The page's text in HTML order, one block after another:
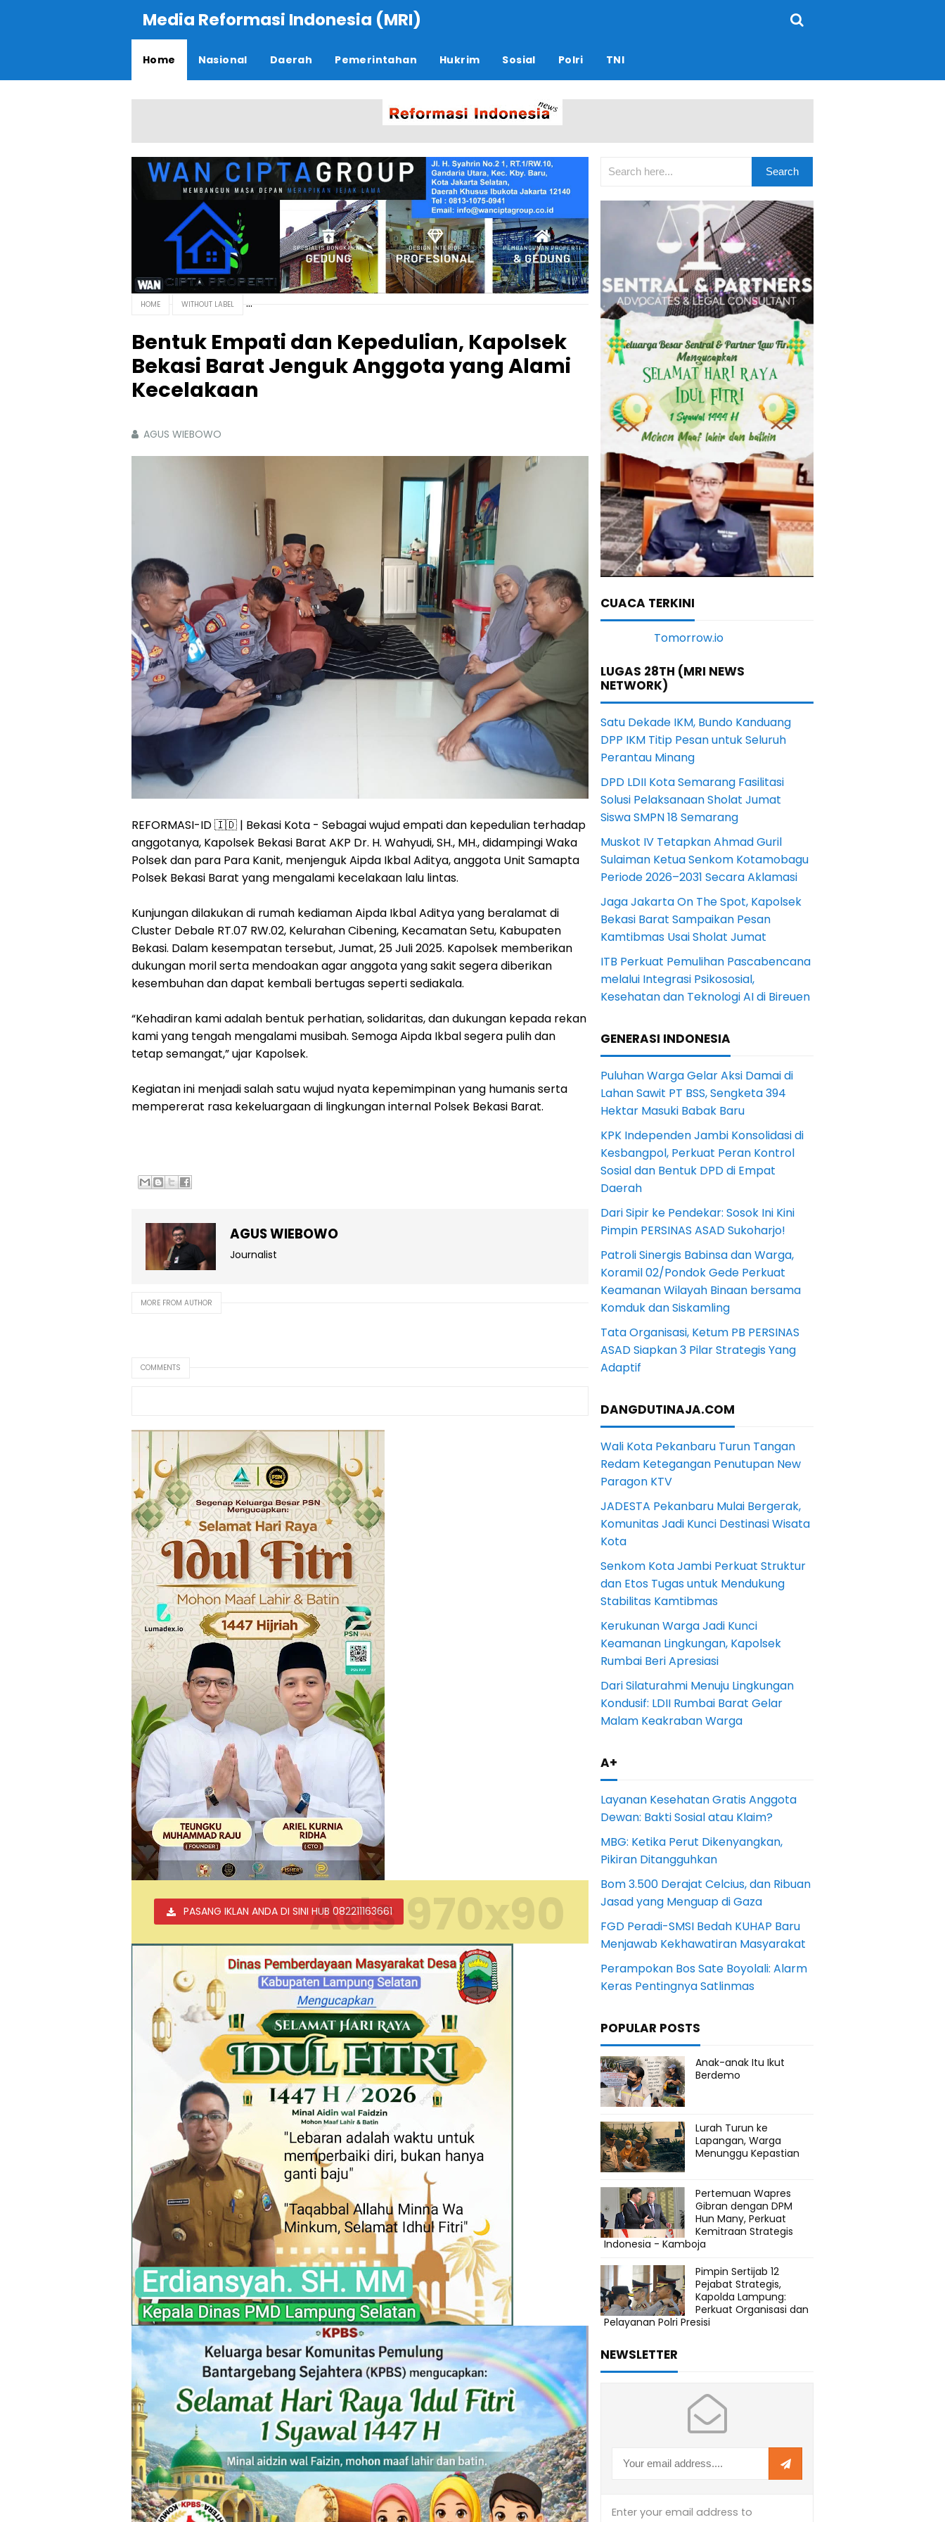
Media Reformasi Indonesia (MRI)
Home Nasional Daerah Pemerintahan Hukrim Sosial Polri TNI
HOME WITHOUT LABEL
Bentuk Empati dan Kepedulian, Kapolsek
Bekasi Barat Jenguk Anggota yang Alami
Kecelakaan
AGUS WIEBOWO
REFORMASI-ID 🇮🇩 | Bekasi Kota - Sebagai wujud empati dan kepedulian terhadap
anggotanya, Kapolsek Bekasi Barat AKP Dr. H. Wahyudi, SH., MH., didampingi Waka
Polsek dan para Para Kanit, menjenguk Aipda Ikbal Aditya, anggota Unit Samapta
Polsek Bekasi Barat yang mengalami kecelakaan lalu lintas.
Kunjungan dilakukan di rumah kediaman Aipda Ikbal Aditya yang beralamat di
Cluster Debale RT.07 RW.02, Kelurahan Cibening, Kecamatan Setu, Kabupaten
Bekasi. Dalam kesempatan tersebut, Jumat, 25 Juli 2025. Kapolsek memberikan
dukungan moril serta mendoakan agar anggota yang sakit segera diberikan
kesembuhan dan dapat kembali bertugas seperti sediakala.
“Kehadiran kami adalah bentuk perhatian, solidaritas, dan dukungan kepada rekan
kami yang tengah mengalami musibah. Semoga Aipda Ikbal segera pulih dan
tetap semangat,” ujar Kapolsek.
Kegiatan ini menjadi salah satu wujud nyata kepemimpinan yang humanis serta
mempererat rasa kekeluargaan di lingkungan internal Polsek Bekasi Barat.
AGUS WIEBOWO
Journalist
MORE FROM AUTHOR
COMMENTS
PASANG IKLAN ANDA DI SINI HUB 082211163661Ads 970x90
CUACA TERKINI
LUGAS 28TH (MRI NEWS
NETWORK)
Satu Dekade IKM, Bundo Kanduang
DPP IKM Titip Pesan untuk Seluruh
Perantau Minang
DPD LDII Kota Semarang Fasilitasi
Solusi Pelaksanaan Sholat Jumat
Siswa SMPN 18 Semarang
Muskot IV Tetapkan Ahmad Guril
Sulaiman Ketua Senkom Kotamobagu
Periode 2026–2031 Secara Aklamasi
Jaga Jakarta On The Spot, Kapolsek
Bekasi Barat Sampaikan Pesan
Kamtibmas Usai Sholat Jumat
ITB Perkuat Pemulihan Pascabencana
melalui Integrasi Psikososial,
Kesehatan dan Teknologi AI di Bireuen
GENERASI INDONESIA
Puluhan Warga Gelar Aksi Damai di
Lahan Sawit PT BSS, Sengketa 394
Hektar Masuki Babak Baru
KPK Independen Jambi Konsolidasi di
Kesbangpol, Perkuat Peran Kontrol
Sosial dan Bentuk DPD di Empat
Daerah
Dari Sipir ke Pendekar: Sosok Ini Kini
Pimpin PERSINAS ASAD Sukoharjo!
Patroli Sinergis Babinsa dan Warga,
Koramil 02/Pondok Gede Perkuat
Keamanan Wilayah Binaan bersama
Komduk dan Siskamling
Tata Organisasi, Ketum PB PERSINAS
ASAD Siapkan 3 Pilar Strategis Yang
Adaptif
DANGDUTINAJA.COM
Wali Kota Pekanbaru Turun Tangan
Redam Ketegangan Penutupan New
Paragon KTV
JADESTA Pekanbaru Mulai Bergerak,
Komunitas Jadi Kunci Destinasi Wisata
Kota
Senkom Kota Jambi Perkuat Struktur
dan Etos Tugas untuk Mendukung
Stabilitas Kamtibmas
Kerukunan Warga Jadi Kunci
Keamanan Lingkungan, Kapolsek
Rumbai Beri Apresiasi
Dari Silaturahmi Menuju Lingkungan
Kondusif: LDII Rumbai Barat Gelar
Malam Keakraban Warga
A+
Layanan Kesehatan Gratis Anggota
Dewan: Bakti Sosial atau Klaim?
MBG: Ketika Perut Dikenyangkan,
Pikiran Ditangguhkan
Bom 3.500 Derajat Celcius, dan Ribuan
Jasad yang Menguap di Gaza
FGD Peradi-SMSI Bedah KUHAP Baru
Menjawab Kekhawatiran Masyarakat
Perampokan Bos Sate Boyolali: Alarm
Keras Pentingnya Satlinmas
POPULAR POSTS
Anak-anak Itu Ikut
Berdemo
Lurah Turun ke
Lapangan, Warga
Menunggu Kepastian
Pertemuan Wapres
Gibran dengan DPM
Hun Many, Perkuat
Kemitraan Strategis
Indonesia - Kamboja
Pimpin Sertijab 12
Pejabat Strategis,
Kapolda Lampung:
Perkuat Organisasi dan
Pelayanan Polri Presisi
NEWSLETTER